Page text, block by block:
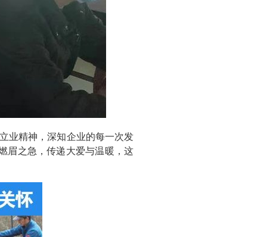
业精神，深知企业的每一次发
眉之急，传递大爱与温暖，这